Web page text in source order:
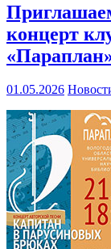
концерт
01.05.2026